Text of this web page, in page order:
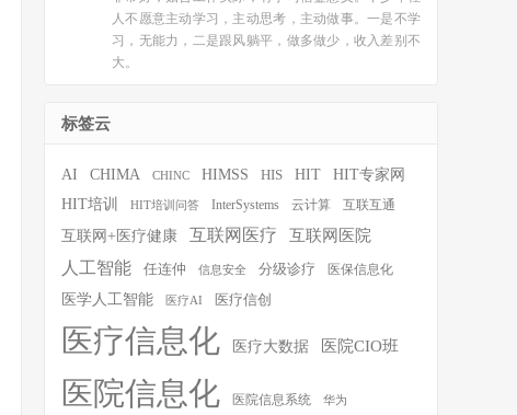
人不愿意主动学习，主动思考，主动做事。一是不学
习，无能力，二是跟风躺平，做多做少，收入差别不
大。
标签云
AI CHIMA CHINC HIMSS HIS HIT HIT专家网
HIT培训 HIT培训问答 InterSystems 云计算 互联互通
互联网+医疗健康 互联网医疗 互联网医院
人工智能 任连仲 信息安全 分级诊疗 医保信息化
医学人工智能 医疗AI 医疗信创
医疗信息化 医疗大数据 医院CIO班
医院信息化 医院信息系统 华为